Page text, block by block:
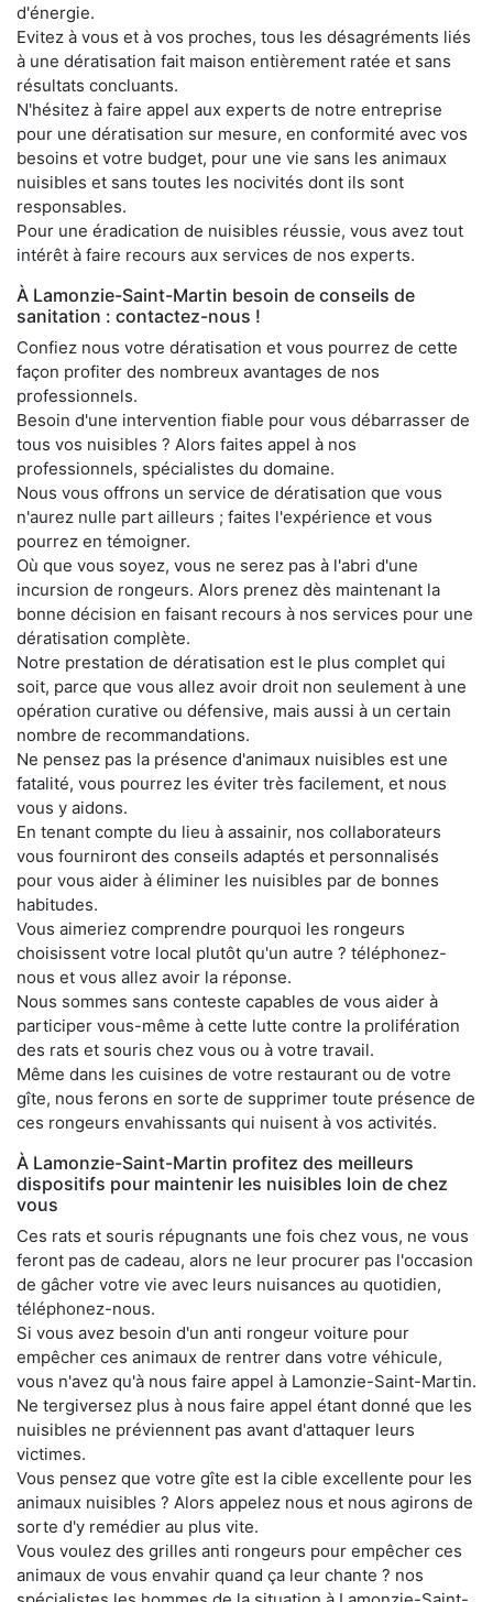
d'énergie.
Evitez à vous et à vos proches, tous les désagréments liés
à une dératisation fait maison entièrement ratée et sans
résultats concluants.
N'hésitez à faire appel aux experts de notre entreprise
pour une dératisation sur mesure, en conformité avec vos
besoins et votre budget, pour une vie sans les animaux
nuisibles et sans toutes les nocivités dont ils sont
responsables.
Pour une éradication de nuisibles réussie, vous avez tout
intérêt à faire recours aux services de nos experts.
À Lamonzie-Saint-Martin besoin de conseils de
sanitation : contactez-nous !
Confiez nous votre dératisation et vous pourrez de cette
façon profiter des nombreux avantages de nos
professionnels.
Besoin d'une intervention fiable pour vous débarrasser de
tous vos nuisibles ? Alors faites appel à nos
professionnels, spécialistes du domaine.
Nous vous offrons un service de dératisation que vous
n'aurez nulle part ailleurs ; faites l'expérience et vous
pourrez en témoigner.
Où que vous soyez, vous ne serez pas à l'abri d'une
incursion de rongeurs. Alors prenez dès maintenant la
bonne décision en faisant recours à nos services pour une
dératisation complète.
Notre prestation de dératisation est le plus complet qui
soit, parce que vous allez avoir droit non seulement à une
opération curative ou défensive, mais aussi à un certain
nombre de recommandations.
Ne pensez pas la présence d'animaux nuisibles est une
fatalité, vous pourrez les éviter très facilement, et nous
vous y aidons.
En tenant compte du lieu à assainir, nos collaborateurs
vous fourniront des conseils adaptés et personnalisés
pour vous aider à éliminer les nuisibles par de bonnes
habitudes.
Vous aimeriez comprendre pourquoi les rongeurs
choisissent votre local plutôt qu'un autre ? téléphonez-
nous et vous allez avoir la réponse.
Nous sommes sans conteste capables de vous aider à
participer vous-même à cette lutte contre la prolifération
des rats et souris chez vous ou à votre travail.
Même dans les cuisines de votre restaurant ou de votre
gîte, nous ferons en sorte de supprimer toute présence de
ces rongeurs envahissants qui nuisent à vos activités.
À Lamonzie-Saint-Martin profitez des meilleurs
dispositifs pour maintenir les nuisibles loin de chez
vous
Ces rats et souris répugnants une fois chez vous, ne vous
feront pas de cadeau, alors ne leur procurer pas l'occasion
de gâcher votre vie avec leurs nuisances au quotidien,
téléphonez-nous.
Si vous avez besoin d'un anti rongeur voiture pour
empêcher ces animaux de rentrer dans votre véhicule,
vous n'avez qu'à nous faire appel à Lamonzie-Saint-Martin.
Ne tergiversez plus à nous faire appel étant donné que les
nuisibles ne préviennent pas avant d'attaquer leurs
victimes.
Vous pensez que votre gîte est la cible excellente pour les
animaux nuisibles ? Alors appelez nous et nous agirons de
sorte d'y remédier au plus vite.
Vous voulez des grilles anti rongeurs pour empêcher ces
animaux de vous envahir quand ça leur chante ? nos